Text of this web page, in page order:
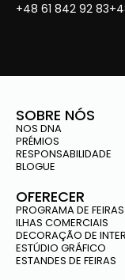
+48 61 842 92 83
SOBRE NÓS
NOS DNA
PRÉMIOS
RESPONSABILIDADE
BLOGUE
OFERECER
PROGRAMA DE FEIRAS
ILHAS COMERCIAIS
DECORAÇÃO DE
ESTÚDIO GRÁFICO
ESTANDES DE FEIRAS